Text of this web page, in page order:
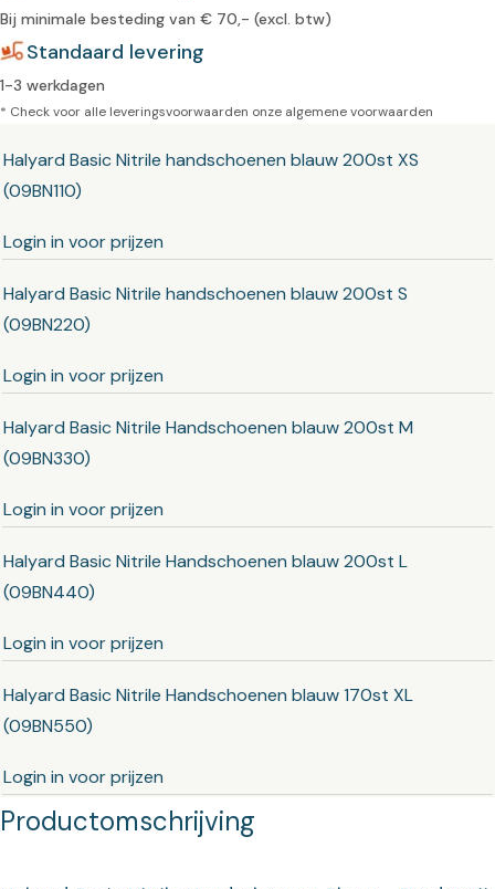
Bij minimale besteding van € 70,- (excl. btw)
Standaard levering
1-3 werkdagen
* Check voor alle leveringsvoorwaarden onze algemene voorwaarden
Halyard Basic Nitrile handschoenen blauw 200st XS
(09BN110)
Login in voor prijzen
Halyard Basic Nitrile handschoenen blauw 200st S
(09BN220)
Login in voor prijzen
Halyard Basic Nitrile Handschoenen blauw 200st M
(09BN330)
Login in voor prijzen
Halyard Basic Nitrile Handschoenen blauw 200st L
(09BN440)
Login in voor prijzen
Halyard Basic Nitrile Handschoenen blauw 170st XL
(09BN550)
Login in voor prijzen
Productomschrijving